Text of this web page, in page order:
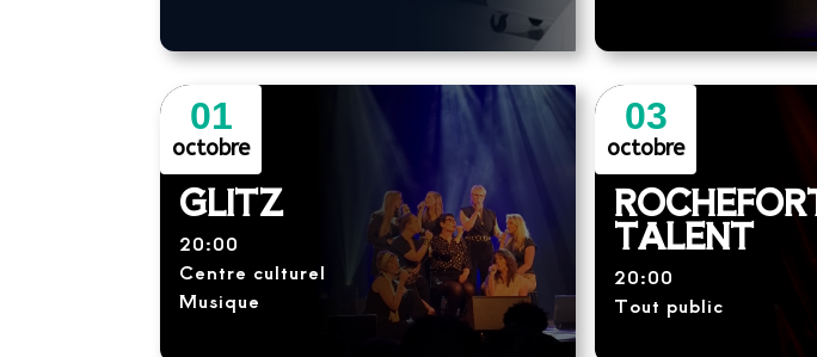
01
octobre
GLITZ
20:00
Centre culturel
Musique
03
octobre
TALENT
20:00
Tout public